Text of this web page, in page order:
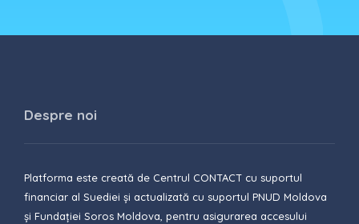
Despre noi
Platforma este creată de Centrul CONTACT cu suportul
financiar al Suediei și actualizată cu suportul PNUD Moldova
și Fundației Soros Moldova, pentru asigurarea accesului